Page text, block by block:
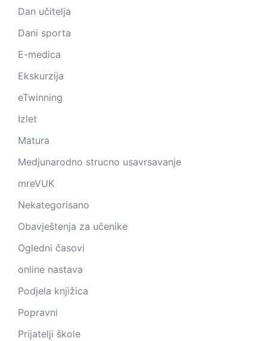
Dan učitelja
Dani sporta
E-medica
Ekskurzija
eTwinning
Izlet
Matura
Medjunarodno strucno usavrsavanje
mreVUK
Nekategorisano
Obavještenja za učenike
Ogledni časovi
online nastava
Podjela knjižica
Popravni
Prijatelji škole